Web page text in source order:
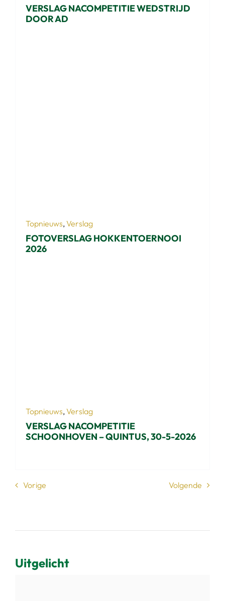
VERSLAG NACOMPETITIE WEDSTRIJD
DOOR AD
Topnieuws, Verslag
FOTOVERSLAG HOKKENTOERNOOI
2026
Topnieuws,Verslag
VERSLAG NACOMPETITIE
SCHOONHOVEN – QUINTUS, 30-5-2026
Vorige Volgende
Uitgelicht